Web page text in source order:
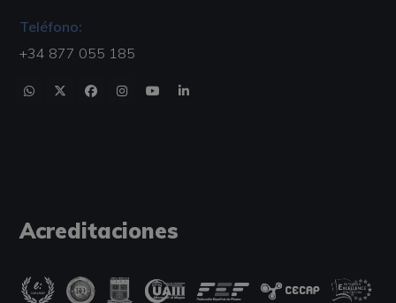
Teléfono:
+34 877 055 185
Acreditaciones